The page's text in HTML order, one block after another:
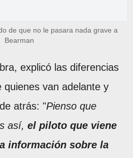
de que no le pasara nada grave a
Bearman
explicó las diferencias
quienes van adelante y
atrás: "Pienso que
así, el piloto que viene
información sobre la